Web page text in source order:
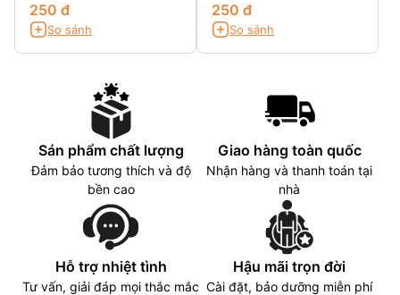
721 E5-731 E5-731G
250 đ
So sánh
571G E5-571PG
250 đ
So sánh
Sán phẩm chất lượng
Đảm bảo tương thích và độ
bền cao
Giao hàng toàn quốc
Nhận hàng và thanh toán tại
nhà
Hỗ trợ nhiệt tình
Tư vấn, giải đáp mọi thắc mắc
Hậu mãi trọn đời
Cài đặt, bảo dưỡng miễn phí